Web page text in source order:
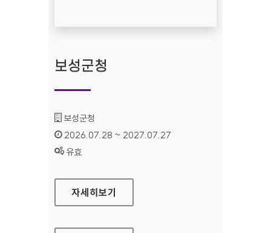
보성군청
기관명 :
보성군청
인증기간 :
2026.07.28 ~ 2027.07.27
상태 :
유효
보성군청
자세히보기